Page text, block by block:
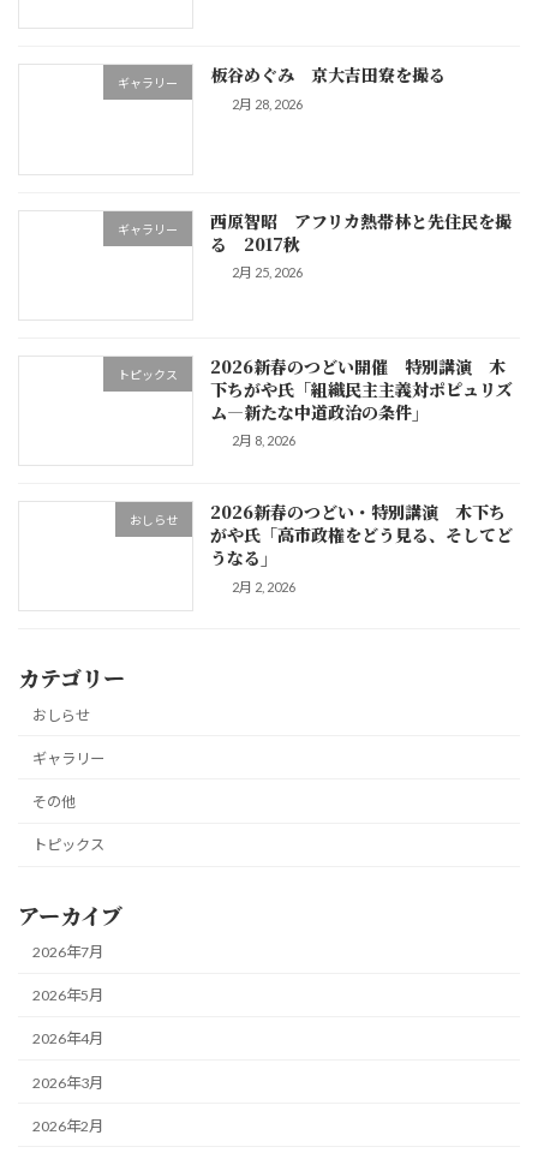
ギャラリー 板谷めぐみ 京大吉田寮を撮る
2月 28, 2026
ギャラリー
西原智昭 アフリカ熱帯林と先住民を撮
る 2017秋
2月 25, 2026
トピックス
2026新春のつどい開催 特別講演 木
下ちがや氏「組織民主主義対ポピュリズ
ム―新たな中道政治の条件」
2月 8, 2026
おしらせ
2026新春のつどい・特別講演 木下ち
がや氏「高市政権をどう見る、そしてど
うなる」
2月 2, 2026
カテゴリー
おしらせ
ギャラリー
その他
トピックス
アーカイブ
2026年7月
2026年5月
2026年4月
2026年3月
2026年2月